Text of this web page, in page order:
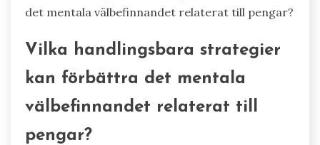
Vilka handlingsbara strategier
kan förbättra det mentala
välbefinnandet relaterat till
pengar?